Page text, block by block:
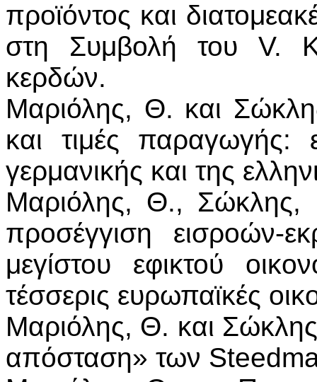
προϊόντος και
στη Συμβολή του V.
κερδών.
Μαριόλης, Θ. και
και τιμές παραγωγής:
γερμανικής και της
Μαριόλης, Θ., Σώκλης,
προσέγγιση εισροών-
μεγίστου εφικτού
τέσσερις ευρωπαϊκές
Μαριόλης, Θ. και
απόσταση» των